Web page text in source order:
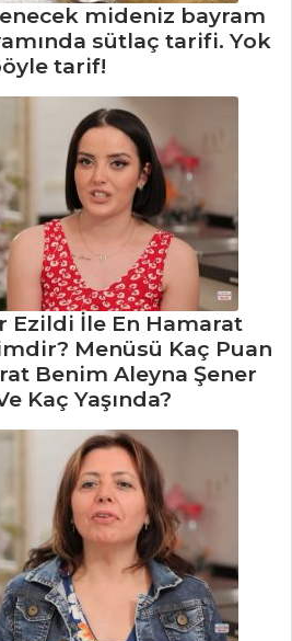
mideniz bayram
sütlaç tarifi. Yok
tarif!
Ezildi İle En Hamarat
Menüsü Kaç Puan
Benim Aleyna Şener
Kaç Yaşında?